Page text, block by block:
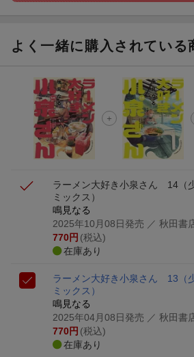
よく一緒に購入されている
ラーメン大好き小泉さん 14
ミックス）
鳴見なる
2025年10月08日発売 ／ 秋田書
770円 (税込)
在庫あり
ラーメン大好き小泉さん 13
ミックス）
鳴見なる
2025年04月08日発売 ／ 秋田書
770円 (税込)
在庫あり